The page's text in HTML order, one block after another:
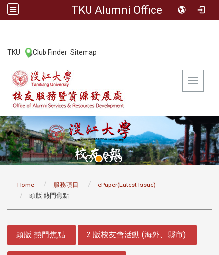
TKU Alumni Office
TKU Club Finder Sitemap
Toggle
Home 服務項目
ePaper(Latest Issue)
頭版 熱門焦點
頭版 熱門焦點 2 版校友會活動 (海外、縣市)